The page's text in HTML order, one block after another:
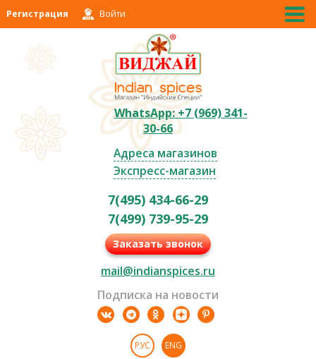
Регистрация Войти
WhatsApp: +7 (969) 341-
30-66
Адреса магазинов
Экспресс-магазин
7(495) 434-66-29
7(499) 739-95-29
Заказать звонок
mail@indianspices.ru
Подписка на новости
РУС ENG